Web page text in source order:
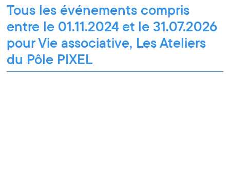
Tous les événements compris
entre le 01.11.2024 et le 31.07.2026
pour Vie associative, Les Ateliers
du Pôle PIXEL